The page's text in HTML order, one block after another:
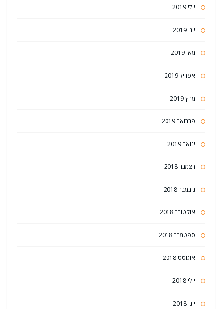
יולי 2019
יוני 2019
מאי 2019
אפריל 2019
מרץ 2019
פברואר 2019
ינואר 2019
דצמבר 2018
נובמבר 2018
אוקטובר 2018
ספטמבר 2018
אוגוסט 2018
יולי 2018
יוני 2018